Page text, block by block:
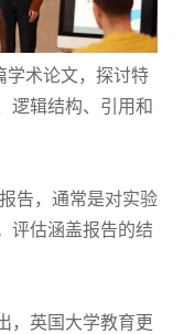
学术论文，探讨特
逻辑结构、引用和
告，通常是对实验
评估涵盖报告的结
，英国大学教育更